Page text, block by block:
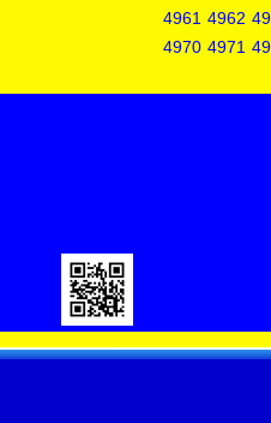
4961 4962
4970 4971